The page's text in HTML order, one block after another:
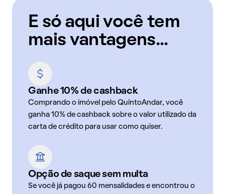
E só aqui você tem
mais vantagens...
Ganhe 10% de cashback
Comprando o imóvel pelo QuintoAndar, você
ganha 10% de cashback sobre o valor utilizado da
carta de crédito para usar como quiser.
Opção de saque sem multa
Se você já pagou 60 mensalidades e encontrou o